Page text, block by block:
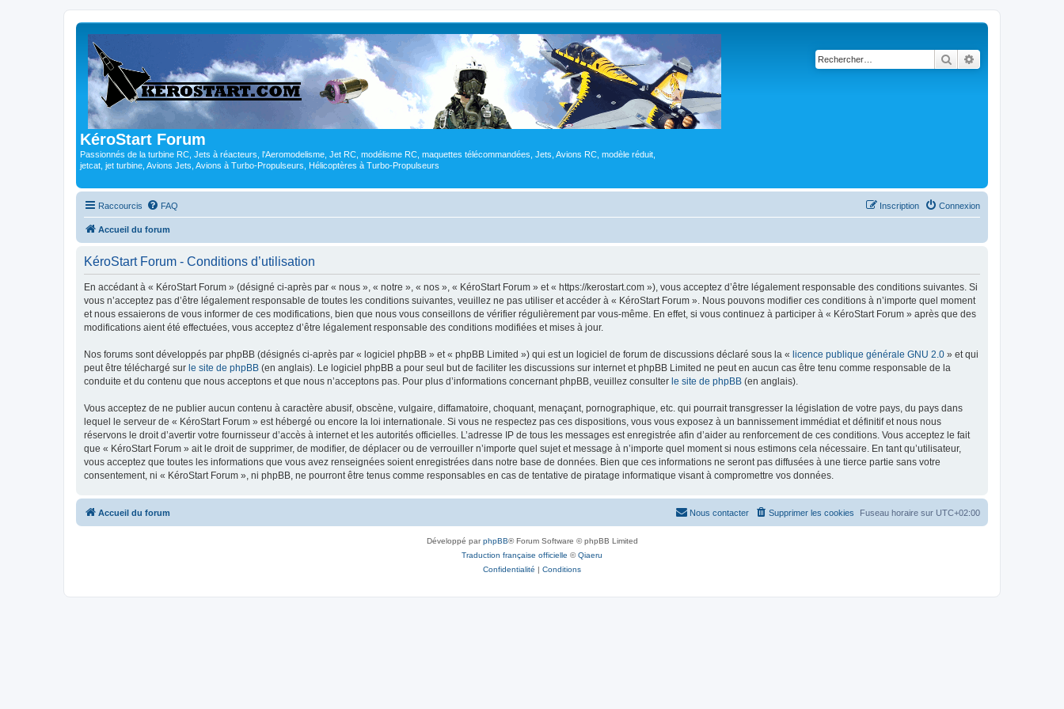
KéroStart Forum
Passionnés de la turbine RC, Jets à réacteurs, l'Aeromodelisme, Jet RC, modélisme RC, maquettes télécommandées, Jets, Avions RC, modèle réduit,
jetcat, jet turbine, Avions Jets, Avions à Turbo-Propulseurs, Hélicoptères à Turbo-Propulseurs
Rechercher
Raccourcis FAQ Connexion
Inscription
Accueil du forum
KéroStart Forum - Conditions d’utilisation
En accédant à « KéroStart Forum » (désigné ci-après par « nous », « notre », « nos », « KéroStart Forum » et « https://kerostart.com »), vous acceptez d’être légalement responsable des conditions suivantes. Si
vous n’acceptez pas d’être légalement responsable de toutes les conditions suivantes, veuillez ne pas utiliser et accéder à « KéroStart Forum ». Nous pouvons modifier ces conditions à n’importe quel moment
et nous essaierons de vous informer de ces modifications, bien que nous vous conseillons de vérifier régulièrement par vous-même. En effet, si vous continuez à participer à « KéroStart Forum » après que des
modifications aient été effectuées, vous acceptez d’être légalement responsable des conditions modifiées et mises à jour.
Nos forums sont développés par phpBB (désignés ci-après par « logiciel phpBB » et « phpBB Limited ») qui est un logiciel de forum de discussions déclaré sous la « licence publique générale GNU 2.0 » et qui
peut être téléchargé sur le site de phpBB (en anglais). Le logiciel phpBB a pour seul but de faciliter les discussions sur internet et phpBB Limited ne peut en aucun cas être tenu comme responsable de la
conduite et du contenu que nous acceptons et que nous n’acceptons pas. Pour plus d’informations concernant phpBB, veuillez consulter le site de phpBB (en anglais).
Vous acceptez de ne publier aucun contenu à caractère abusif, obscène, vulgaire, diffamatoire, choquant, menaçant, pornographique, etc. qui pourrait transgresser la législation de votre pays, du pays dans
lequel le serveur de « KéroStart Forum » est hébergé ou encore la loi internationale. Si vous ne respectez pas ces dispositions, vous vous exposez à un bannissement immédiat et définitif et nous nous
réservons le droit d’avertir votre fournisseur d’accès à internet et les autorités officielles. L’adresse IP de tous les messages est enregistrée afin d’aider au renforcement de ces conditions. Vous acceptez le fait
que « KéroStart Forum » ait le droit de supprimer, de modifier, de déplacer ou de verrouiller n’importe quel sujet et message à n’importe quel moment si nous estimons cela nécessaire. En tant qu’utilisateur,
vous acceptez que toutes les informations que vous avez renseignées soient enregistrées dans notre base de données. Bien que ces informations ne seront pas diffusées à une tierce partie sans votre
consentement, ni « KéroStart Forum », ni phpBB, ne pourront être tenus comme responsables en cas de tentative de piratage informatique visant à compromettre vos données.
Accueil du forum Fuseau horaire sur UTC+02:00
Supprimer les cookies
Nous contacter
Développé parphpBB® Forum Software © phpBB Limited
Traduction française officielle ©Qiaeru
Confidentialité | Conditions